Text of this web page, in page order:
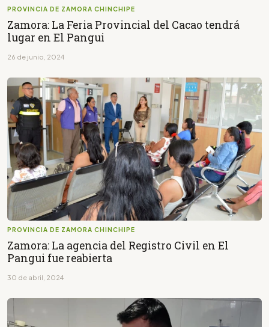
PROVINCIA DE ZAMORA CHINCHIPE
Zamora: La Feria Provincial del Cacao tendrá
lugar en El Pangui
26 de junio, 2024
PROVINCIA DE ZAMORA CHINCHIPE
Zamora: La agencia del Registro Civil en El
Pangui fue reabierta
30 de abril, 2024